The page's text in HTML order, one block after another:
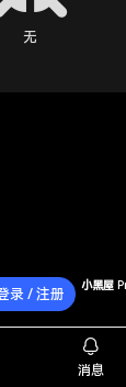
无
小黑屋
消息
录 / 注册